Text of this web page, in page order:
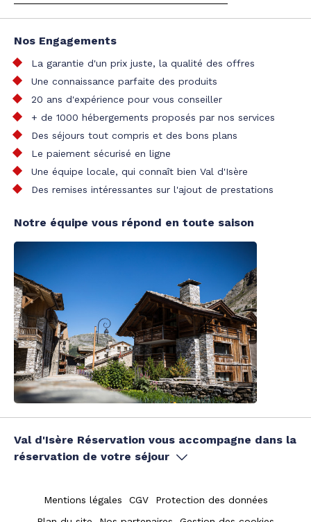
Nos Engagements
La garantie d'un prix juste, la qualité des offres
Une connaissance parfaite des produits
20 ans d'expérience pour vous conseiller
+ de 1000 hébergements proposés par nos services
Des séjours tout compris et des bons plans
Le paiement sécurisé en ligne
Une équipe locale, qui connaît bien Val d'Isère
Des remises intéressantes sur l'ajout de prestations
Notre équipe vous répond en toute saison
Val d'Isère Réservation vous accompagne dans la
réservation de votre séjour
Mentions légales CGV
Protection des données